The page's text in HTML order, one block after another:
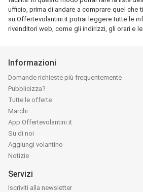
ufficio, prima di andare a comprare quel che
su Offertevolantini.it potrai leggere tutte le
rivenditori web, come gli indirizzi, gli orari e
Informazioni
Domande richieste più frequentemente
Pubblicizza?
Tutte le offerte
Marchi
App Offertevolantini.it
Su di noi
Aggiungi volantino
Notizie
Servizi
Iscriviti alla newsletter